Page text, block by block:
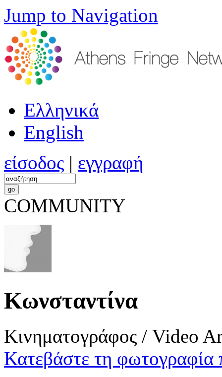
Jump to Navigation
Ελληνικά
English
είσοδος | εγγραφή
COMMUNITY
Κωνσταντίνα
Κινηματογράφος / Video
Κατεβάστε τη φωτογραφία